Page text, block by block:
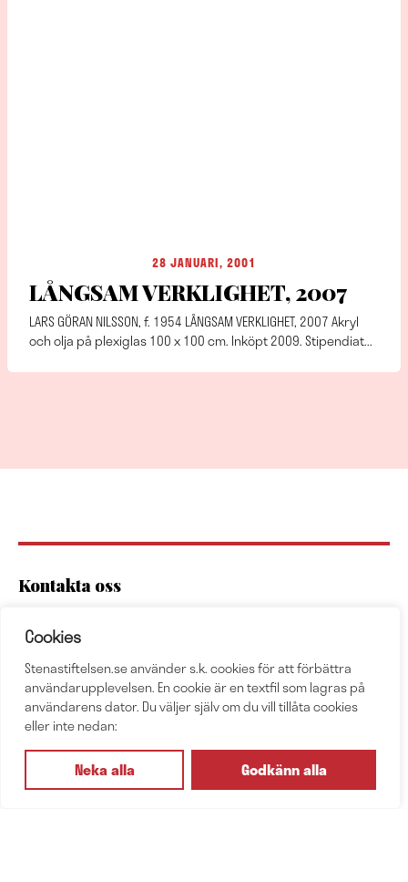
Cookies
Stenastiftelsen.se använder s.k. cookies för att förbättra
användarupplevelsen. En cookie är en textfil som lagras på
användarens dator. Du väljer själv om du vill tillåta cookies
eller inte nedan:
Neka alla Godkänn alla
28 JANUARI, 2001
LÅNGSAM VERKLIGHET, 2007
LARS GÖRAN NILSSON, f. 1954 LÅNGSAM VERKLIGHET, 2007 Akryl
och olja på plexiglas 100 x 100 cm. Inköpt 2009. Stipendiat...
Kontakta oss
Ansökningar lämnas via e-post.
Adress
Sten A Olssons Stiftelse för Forskning och Kultur
Box 7024
40231 Göteborg
Org.nr: 857500-7797